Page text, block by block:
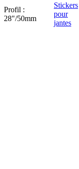
Profil :
28"/50mm
Stickers
pour
jantes